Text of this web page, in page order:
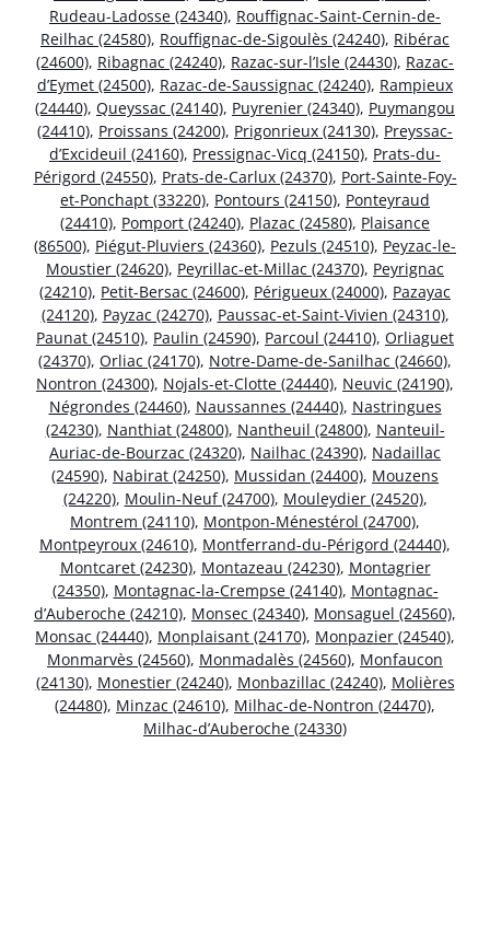
Rudeau-Ladosse (24340), Rouffignac-Saint-Cernin-de-
Reilhac (24580), Rouffignac-de-Sigoulès (24240), Ribérac
(24600), Ribagnac (24240), Razac-sur-l’Isle (24430), Razac-
d’Eymet (24500), Razac-de-Saussignac (24240), Rampieux
(24440), Queyssac (24140), Puyrenier (24340), Puymangou
(24410), Proissans (24200), Prigonrieux (24130), Preyssac-
d’Excideuil (24160), Pressignac-Vicq (24150), Prats-du-
Périgord (24550), Prats-de-Carlux (24370), Port-Sainte-Foy-
et-Ponchapt (33220), Pontours (24150), Ponteyraud
(24410), Pomport (24240), Plazac (24580), Plaisance
(86500), Piégut-Pluviers (24360), Pezuls (24510), Peyzac-le-
Moustier (24620), Peyrillac-et-Millac (24370), Peyrignac
(24210), Petit-Bersac (24600), Périgueux (24000), Pazayac
(24120), Payzac (24270), Paussac-et-Saint-Vivien (24310),
Paunat (24510), Paulin (24590), Parcoul (24410), Orliaguet
(24370), Orliac (24170), Notre-Dame-de-Sanilhac (24660),
Nontron (24300), Nojals-et-Clotte (24440), Neuvic (24190),
Négrondes (24460), Naussannes (24440), Nastringues
(24230), Nanthiat (24800), Nantheuil (24800), Nanteuil-
Auriac-de-Bourzac (24320), Nailhac (24390), Nadaillac
(24590), Nabirat (24250), Mussidan (24400), Mouzens
(24220), Moulin-Neuf (24700), Mouleydier (24520),
Montrem (24110), Montpon-Ménestérol (24700),
Montpeyroux (24610), Montferrand-du-Périgord (24440),
Montcaret (24230), Montazeau (24230), Montagrier
(24350), Montagnac-la-Crempse (24140), Montagnac-
d’Auberoche (24210), Monsec (24340), Monsaguel (24560),
Monsac (24440), Monplaisant (24170), Monpazier (24540),
Monmarvès (24560), Monmadalès (24560), Monfaucon
(24130), Monestier (24240), Monbazillac (24240), Molières
(24480), Minzac (24610), Milhac-de-Nontron (24470),
Milhac-d’Auberoche (24330)